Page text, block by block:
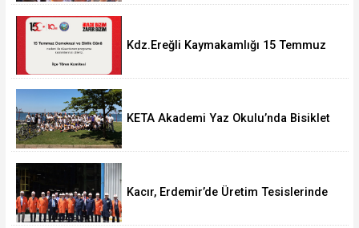
Kdz.Ereğli Kaymakamlığı 15 Temmuz
KETA Akademi Yaz Okulu’nda Bisiklet
Kacır, Erdemir’de Üretim Tesislerinde